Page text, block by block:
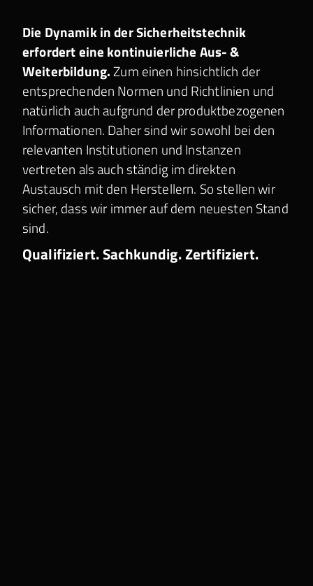
Die Dynamik in der Sicherheitstechnik
erfordert eine kontinuierliche Aus- &
Weiterbildung.Zum einen hinsichtlich der
entsprechenden Normen und Richtlinien und
natürlich auch aufgrund der produktbezogenen
Informationen. Daher sind wir sowohl bei den
relevanten Institutionen und Instanzen
vertreten als auch ständig im direkten
Austausch mit den Herstellern. So stellen wir
sicher, dass wir immer auf dem neuesten Stand
sind.
Qualifiziert. Sachkundig. Zertifiziert.
Kontakt zu uns